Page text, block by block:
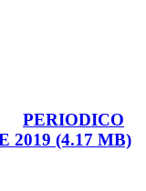
PERIODICO
2019 (4.17 MB)